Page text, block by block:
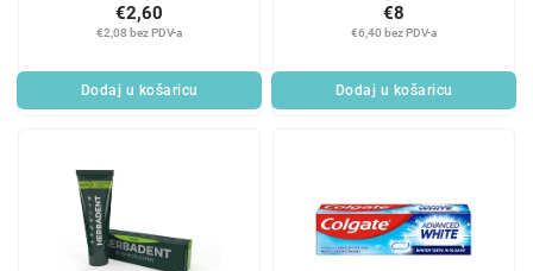
€2,08 bez PDV-a
€2,60
Dodaj u košaricu
€6,40 bez PDV-a
€8
Dodaj u košaricu